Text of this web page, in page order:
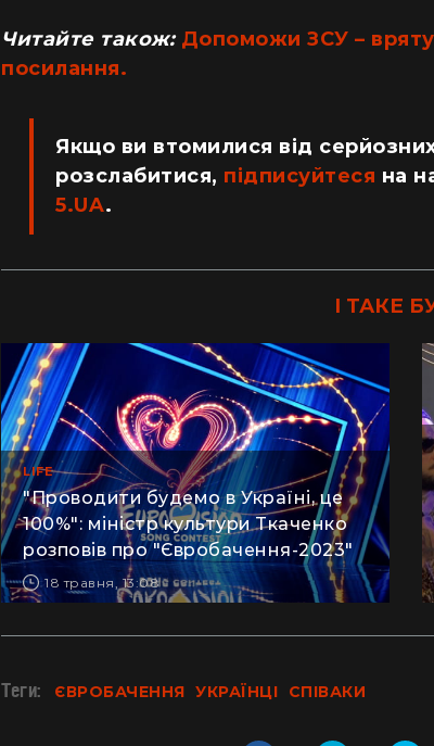
ПОДОРОЖІ
"Я відчув, як трясеться земля": перед
сотнями туристів в ущелині впали валуни
(відео)
Життя на круїзному лайнері: скільки
коштує купити каюту та мешкати в морі
З
з
Читайте також: Допоможи ЗСУ –
посилання.
Якщо ви втомилися від
розслабитися, підписуйтеся на
5.UA.
І ТАКЕ
LIFE
"Проводити будемо в Україні, це
100%": міністр культури Ткаченко
розповів про "Євробачення-2023"
18 травня, 13:08
Теги: ЄВРОБАЧЕННЯ УКРАЇНЦІ СПІВАКИ